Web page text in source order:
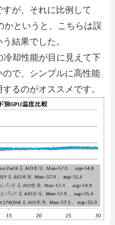
が、それに比例して
かというと、こちらは誤
結果でした。
却性能が目に見えて下
で、シンプルに高性能
るのがオススメです。